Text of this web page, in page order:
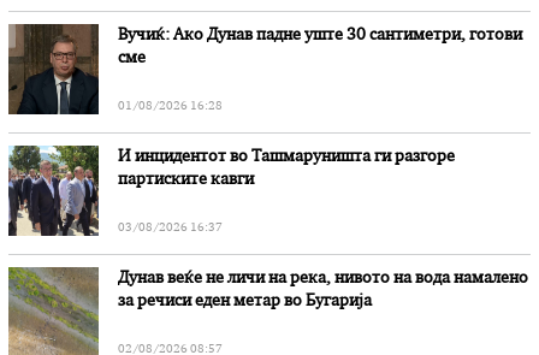
Вучиќ: Ако Дунав падне уште 30 сантиметри, готови
сме
01/08/2026 16:28
И инцидентот во Ташмаруништa ги разгоре
партиските кавги
03/08/2026 16:37
Дунав веќе не личи на река, нивото на вода намалено
за речиси еден метар во Бугарија
02/08/2026 08:57